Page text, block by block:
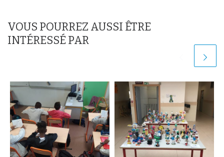
VOUS POURREZ AUSSI ÊTRE
INTÉRESSÉ PAR